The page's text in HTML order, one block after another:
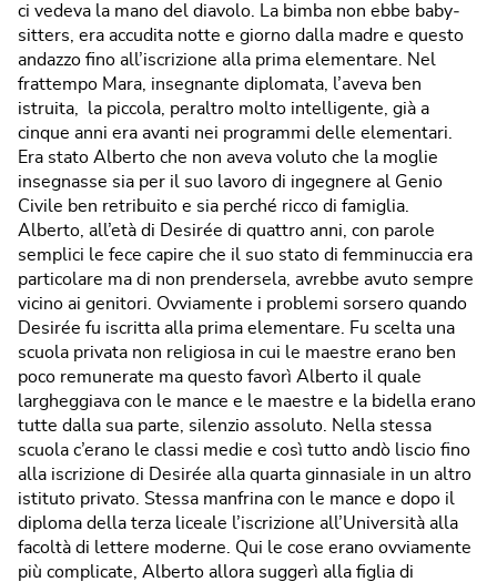
ci vedeva la mano del diavolo. La bimba non ebbe baby‐
sitters, era accudita notte e giorno dalla madre e questo
andazzo fino all’iscrizione alla prima elementare. Nel
frattempo Mara, insegnante diplomata, l’aveva ben
istruita, la piccola, peraltro molto intelligente, già a
cinque anni era avanti nei programmi delle elementari.
Era stato Alberto che non aveva voluto che la moglie
insegnasse sia per il suo lavoro di ingegnere al Genio
Civile ben retribuito e sia perché ricco di famiglia.
Alberto, all’età di Desirée di quattro anni, con parole
semplici le fece capire che il suo stato di femminuccia era
particolare ma di non prendersela, avrebbe avuto sempre
vicino ai genitori. Ovviamente i problemi sorsero quando
Desirée fu iscritta alla prima elementare. Fu scelta una
scuola privata non religiosa in cui le maestre erano ben
poco remunerate ma questo favorì Alberto il quale
largheggiava con le mance e le maestre e la bidella erano
tutte dalla sua parte, silenzio assoluto. Nella stessa
scuola c’erano le classi medie e così tutto andò liscio fino
alla iscrizione di Desirée alla quarta ginnasiale in un altro
istituto privato. Stessa manfrina con le mance e dopo il
diploma della terza liceale l’iscrizione all’Università alla
facoltà di lettere moderne. Qui le cose erano ovviamente
più complicate, Alberto allora suggerì alla figlia di